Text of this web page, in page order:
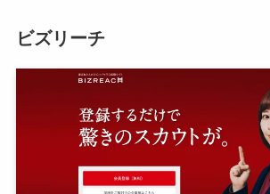
ビズリーチ